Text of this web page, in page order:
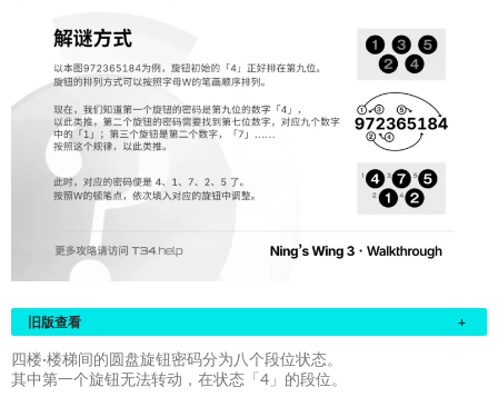
旧版查看 +
四楼·楼梯间的圆盘旋钮密码分为八个段位状态。
其中第一个旋钮无法转动，在状态「4」的段位。